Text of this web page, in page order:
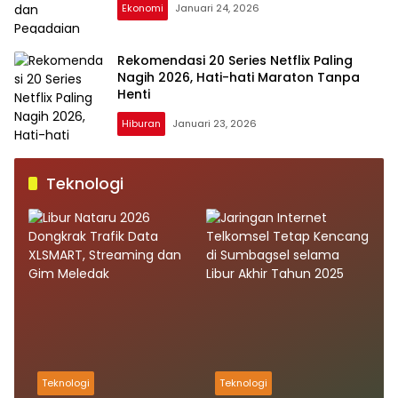
Ekonomi Januari 24, 2026
Rekomendasi 20 Series Netflix Paling
Nagih 2026, Hati-hati Maraton Tanpa
Henti
Hiburan Januari 23, 2026
Teknologi
Teknologi Teknologi